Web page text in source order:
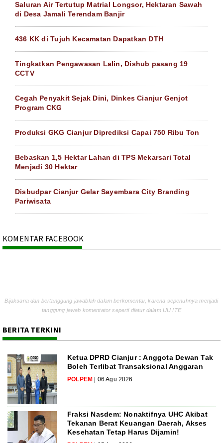
Saluran Air Tertutup Matrial Longsor, Hektaran Sawah
di Desa Jamali Terendam Banjir
436 KK di Tujuh Kecamatan Dapatkan DTH
Tingkatkan Pengawasan Lalin, Dishub pasang 19
CCTV
Cegah Penyakit Sejak Dini, Dinkes Cianjur Genjot
Program CKG
Produksi GKG Cianjur Diprediksi Capai 750 Ribu Ton
Bebaskan 1,5 Hektar Lahan di TPS Mekarsari Total
Menjadi 30 Hektar
Disbudpar Cianjur Gelar Sayembara City Branding
Pariwisata
KOMENTAR FACEBOOK
Bijaksana dan bertanggung jawablah dalam berkomentar, karena sepenuhnya menjadi
tanggung jawab komentator seperti diatur dalam UU ITE
BERITA TERKINI
Ketua DPRD Cianjur : Anggota Dewan Tak
Boleh Terlibat Transaksional Anggaran
POLPEM | 06 Agu 2026
Fraksi Nasdem: Nonaktifnya UHC Akibat
Tekanan Berat Keuangan Daerah, Akses
Kesehatan Tetap Harus Dijamin!